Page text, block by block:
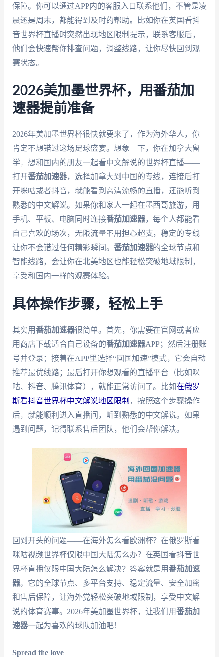
保障。你可以通过APP内的客服入口联系他们，不管是凌
晨还是周末，都能得到及时的帮助。比如你在英国看抖
音世界杯直播时突然出现地区限制提示，联系客服后，
他们会快速帮你排查问题，调整线路，让你尽快回到观
赛状态。
2026美加墨世界杯，用番茄加
速器提前准备
2026年美加墨世界杯很快就要来了，作为海外华人，你
肯定不想错过这场足球盛宴。想象一下，你在加拿大留
学，想和国内的朋友一起看中文解说的世界杯直播——
打开番茄加速器，选择加拿大到中国的专线，连接后打
开咪咕或者抖音，就能看到高清流畅的直播，还能听到
熟悉的中文解说。如果你和家人一起在墨西哥旅游，用
手机、平板、电脑同时连接番茄加速器，每个人都能看
自己喜欢的场次，无限流量不用担心超支，稳定的专线
让你不会错过任何精彩瞬间。 番茄加速器的全球节点和
智能线路，会让你在北美地区也能轻松突破地域限制，
享受和国内一样的观赛体验。
具体操作步骤，轻松上手
其实用番茄加速器很简单。首先，你需要在官网或者应
用商店下载适合自己设备的番茄加速器APP；然后注册账
号并登录；接着在APP里选择“回国加速”模式，它会自动
推荐最优线路；最后打开你想观看的直播平台（比如咪
咕、抖音、腾讯体育），就能正常访问了。比如在俄罗
斯看抖音世界杯中文解说地区限制 ，按照这个步骤操作
后，就能顺利进入直播间，听到熟悉的中文解说。如果
遇到问题，记得联系售后团队，他们会帮你解决。
回到开头的问题——在海外怎么看欧洲杯？在俄罗斯看
咪咕视频世界杯仅限中国大陆怎么办？在英国看抖音世
界杯直播仅限中国大陆怎么解决？答案就是用番茄加速
器。它的全球节点、多平台支持、稳定流量、安全加密
和售后保障，让海外党轻松突破地域限制，享受中文解
说的体育赛事。2026年美加墨世界杯，让我们用番茄加
速器一起为喜欢的球队加油吧！
Spread the love